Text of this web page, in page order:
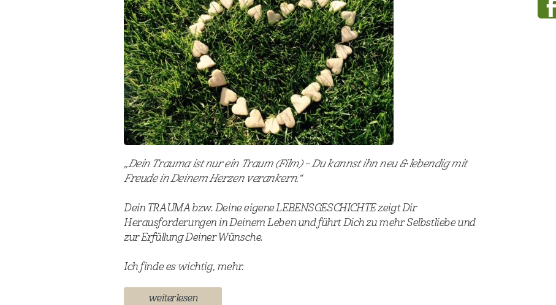
„Dein Trauma ist nur ein Traum (Film) – Du kannst ihn neu & lebendig mit
Freude in Deinem Herzen verankern.“
Dein TRAUMA bzw. Deine eigene LEBENSGESCHICHTE zeigt Dir
Herausforderungen in Deinem Leben und führt Dich zu mehr Selbstliebe und
zur Erfüllung Deiner Wünsche.
Ich finde es wichtig, mehr.
weiterlesen